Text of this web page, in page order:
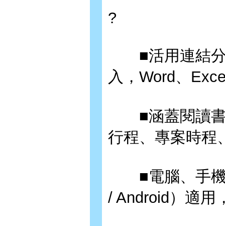
?
■活用連結分
入，Word、
■涵蓋閱讀書
行程、專案時程
■電腦、手機
/ Android）適用